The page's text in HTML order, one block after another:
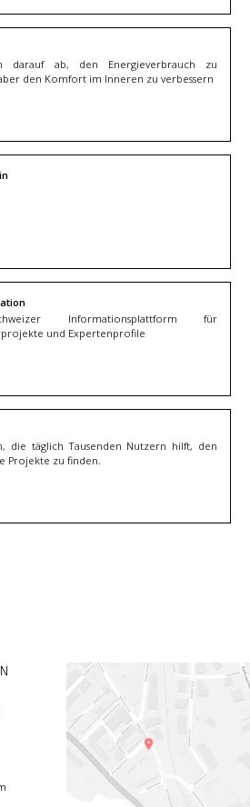
darauf ab, den Energieverbrauch zu
den Komfort im Inneren zu verbessern
Informationsplattform für
und Expertenprofile
die täglich Tausenden Nutzern hilft, den
Projekte zu finden.